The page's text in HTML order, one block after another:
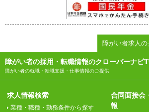
障がい者求人
障がい者の採用・転職情報のクローバーナビ
障がい者の就職・転職支援・仕事情報のご提供
求人情報検索
業種・職種・勤務条件から探す
合同面接会
報